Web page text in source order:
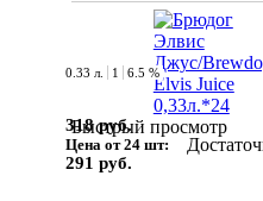
Быстрый просмотр
0.33 л. 1 6.5 %
318 руб.
Цена от 24 шт:
291 руб.